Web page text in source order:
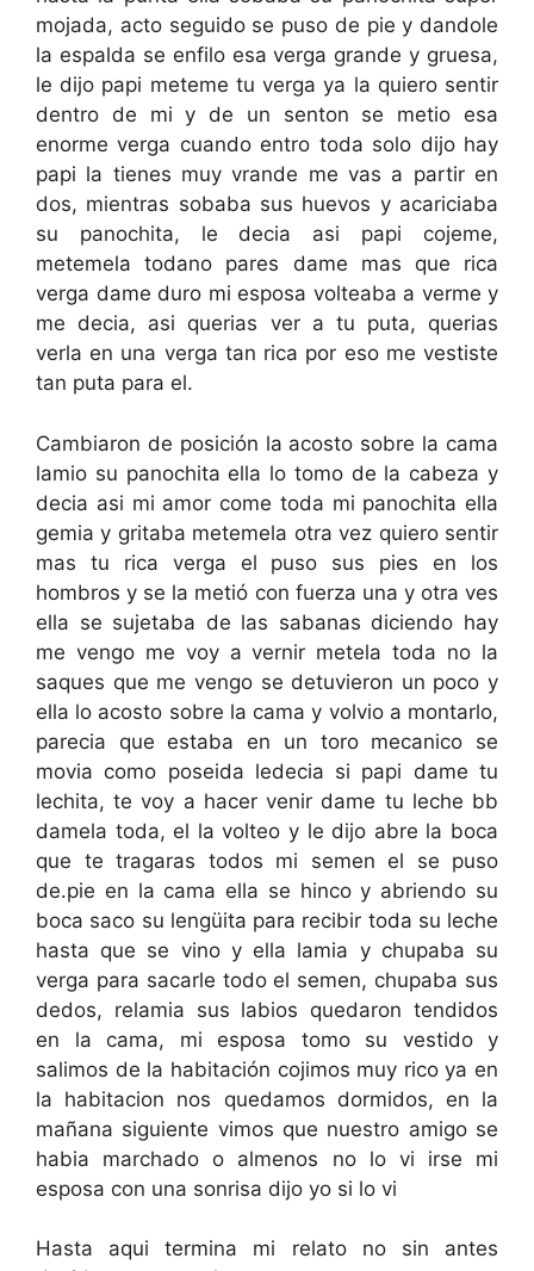
mojada, acto seguido se puso de pie y dandole
la espalda se enfilo esa verga grande y gruesa,
le dijo papi meteme tu verga ya la quiero sentir
dentro de mi y de un senton se metio esa
enorme verga cuando entro toda solo dijo hay
papi la tienes muy vrande me vas a partir en
dos, mientras sobaba sus huevos y acariciaba
su panochita, le decia asi papi cojeme,
metemela todano pares dame mas que rica
verga dame duro mi esposa volteaba a verme y
me decia, asi querias ver a tu puta, querias
verla en una verga tan rica por eso me vestiste
tan puta para el.
Cambiaron de posición la acosto sobre la cama
lamio su panochita ella lo tomo de la cabeza y
decia asi mi amor come toda mi panochita ella
gemia y gritaba metemela otra vez quiero sentir
mas tu rica verga el puso sus pies en los
hombros y se la metió con fuerza una y otra ves
ella se sujetaba de las sabanas diciendo hay
me vengo me voy a vernir metela toda no la
saques que me vengo se detuvieron un poco y
ella lo acosto sobre la cama y volvio a montarlo,
parecia que estaba en un toro mecanico se
movia como poseida ledecia si papi dame tu
lechita, te voy a hacer venir dame tu leche bb
damela toda, el la volteo y le dijo abre la boca
que te tragaras todos mi semen el se puso
de.pie en la cama ella se hinco y abriendo su
boca saco su lengüita para recibir toda su leche
hasta que se vino y ella lamia y chupaba su
verga para sacarle todo el semen, chupaba sus
dedos, relamia sus labios quedaron tendidos
en la cama, mi esposa tomo su vestido y
salimos de la habitación cojimos muy rico ya en
la habitacion nos quedamos dormidos, en la
mañana siguiente vimos que nuestro amigo se
habia marchado o almenos no lo vi irse mi
esposa con una sonrisa dijo yo si lo vi
Hasta aqui termina mi relato no sin antes